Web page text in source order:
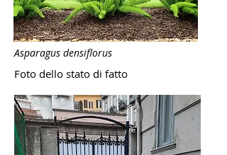
Asparagus densiflorus
Foto dello stato di fatto